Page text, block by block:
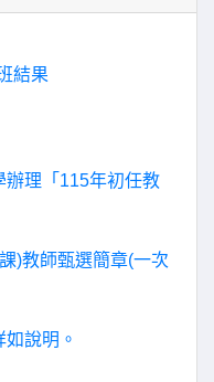
結果
辦理「115年初任教
)教師甄選簡章(一次
說明。